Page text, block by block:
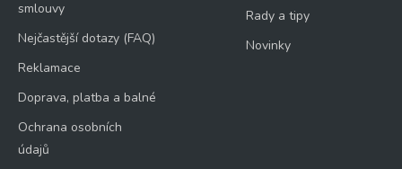
smlouvy
Nejčastější dotazy (FAQ)
Reklamace
Doprava, platba a balné
Ochrana osobních
údajů
Rady a tipy
Novinky